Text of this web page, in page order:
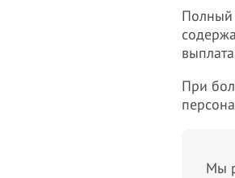
Полный
При
Мы